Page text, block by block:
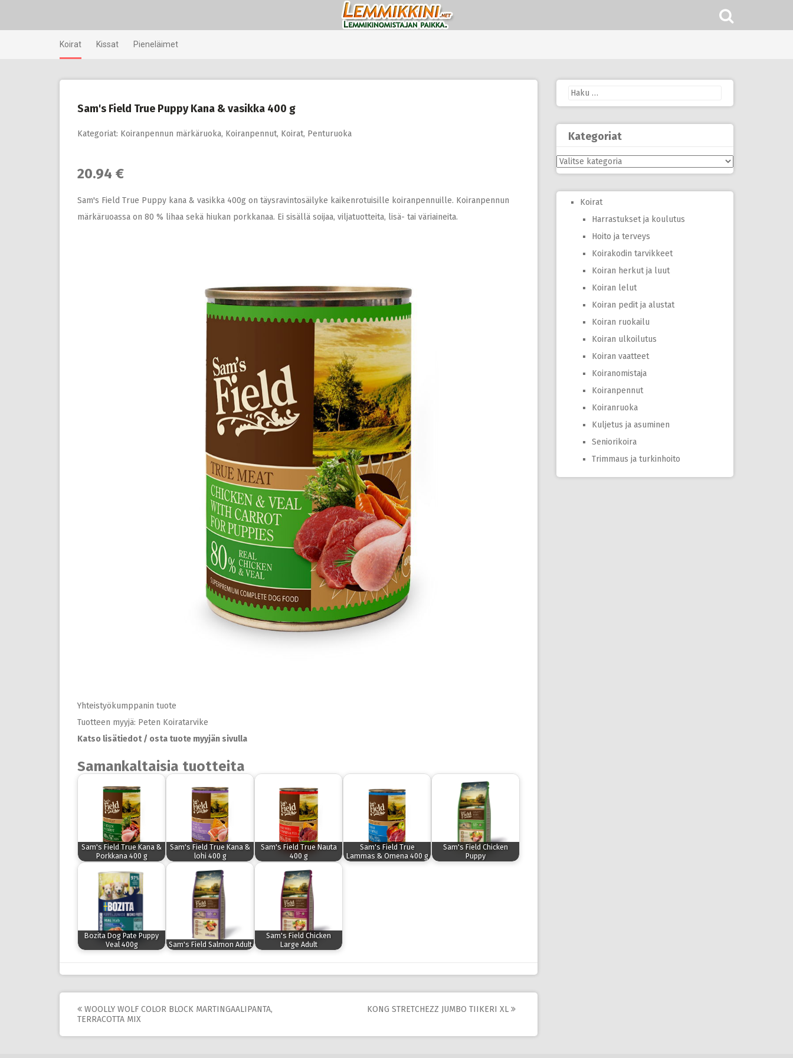
Koirat Kissat Pieneläimet
Sam's Field True Puppy Kana & vasikka 400 g
Kategoriat: Koiranpennun märkäruoka, Koiranpennut, Koirat, Penturuoka
20.94 €
Sam's Field True Puppy kana & vasikka 400g on täysravintosäilyke kaikenrotuisille koiranpennuille. Koiranpennun
märkäruoassa on 80 % lihaa sekä hiukan porkkanaa. Ei sisällä soijaa, viljatuotteita, lisä- tai väriaineita.
Yhteistyökumppanin tuote
Tuotteen myyjä: Peten Koiratarvike
Katso lisätiedot / osta tuote myyjän sivulla
Samankaltaisia tuotteita
Sam's Field True Kana &
Porkkana 400 g
Sam's Field True Kana &
lohi 400 g
Sam's Field True Nauta
400 g
Sam's Field True
Lammas & Omena 400 g
Sam's Field Chicken
Puppy
Bozita Dog Pate Puppy
Veal 400g
Sam's Field Salmon Adult
Sam's Field Chicken
Large Adult
Post
WOOLLY WOLF COLOR BLOCK MARTINGAALIPANTA,
TERRACOTTA MIX
KONG STRETCHEZZ JUMBO TIIKERI XL
Haku:
Kategoriat
Kategoriat
Koirat
Harrastukset ja koulutus
Hoito ja terveys
Koirakodin tarvikkeet
Koiran herkut ja luut
Koiran lelut
Koiran pedit ja alustat
Koiran ruokailu
Koiran ulkoilutus
Koiran vaatteet
Koiranomistaja
Koiranpennut
Koiranruoka
Kuljetus ja asuminen
Seniorikoira
Trimmaus ja turkinhoito